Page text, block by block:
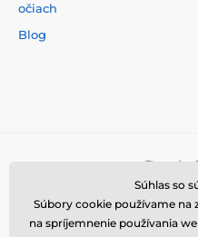
očiach
Blog
Súhlas so
Súbory cookie používame na
na spríjemnenie používania